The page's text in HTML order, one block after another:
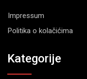
Impressum
Politika o kolačićima
Kategorije